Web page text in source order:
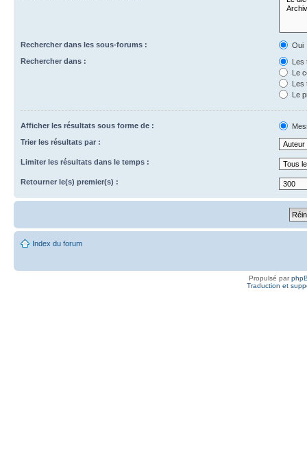
Rechercher dans les sous-forums :
Oui
Rechercher dans :
Les
Le
Les
Le
Afficher les résultats sous forme de :
Trier les résultats par :
Limiter les résultats dans le temps :
Retourner le(s) premier(s) :
Index du forum
Propulsé par
Traduction et